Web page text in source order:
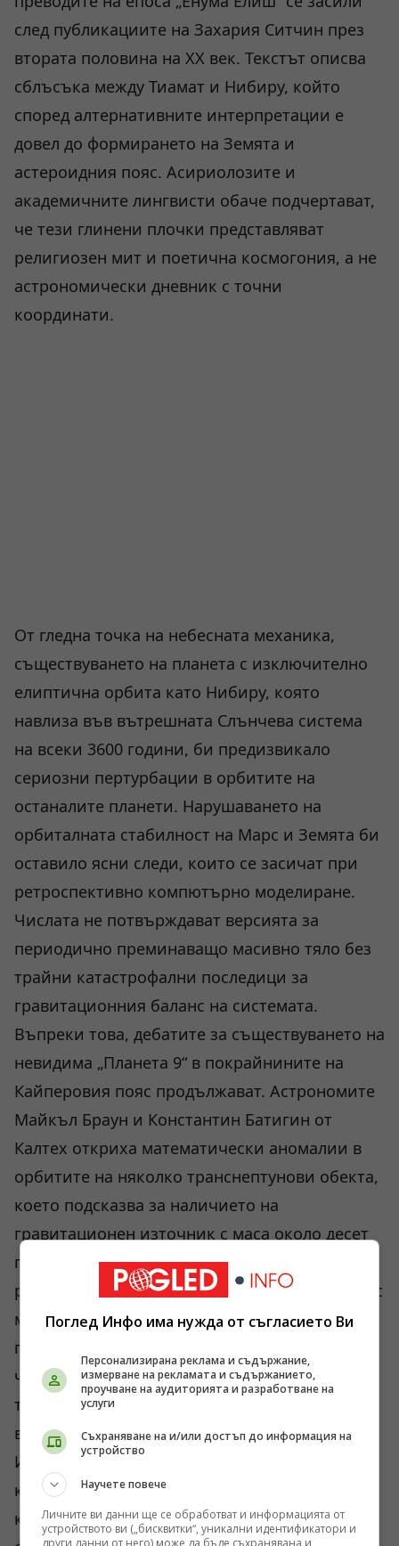
след публикациите на Захария Ситчин през
втората половина на XX век. Текстът описва
сблъсъка между Тиамат и Нибиру, който
според алтернативните интерпретации е
довел до формирането на Земята и
астероидния пояс. Асириолозите и
академичните лингвисти обаче подчертават,
че тези глинени плочки представляват
религиозен мит и поетична космогония, а не
астрономически дневник с точни
координати.
От гледна точка на небесната механика,
съществуването на планета с изключително
елиптична орбита като Нибиру, която
навлиза във вътрешната Слънчева система
на всеки 3600 години, би предизвикало
сериозни пертурбации в орбитите на
останалите планети. Нарушаването на
орбиталната стабилност на Марс и Земята би
оставило ясни следи, които се засичат при
ретроспективно компютърно моделиране.
Числата не потвърждават версията за
периодично преминаващо масивно тяло без
трайни катастрофални последици за
гравитационния баланс на системата.
Въпреки това, дебатите за съществуването на
невидима „Планета 9“ в покрайнините на
Кайперовия пояс продължават. Астрономите
Майкъл Браун и Константин Батигин от
Калтех откриха математически аномалии в
орбитите на няколко транснептунови обекта,
което подсказва за наличието на
гравитационен източник с маса около десет
пъти по-голяма от тази на Земята. Този
реален научен дебат обаче няма нищо общо с
митологичните разкази за анунаки или кухи
планетоидни кораби, управляващи
човечеството от океанското дъно, както се
твърдеше в популярната култура от миналия
век.
Институционалният натиск върху учени,
които излизат извън рамките на утвърдения
консенсус, е реален исторически и социален
Поглед Инфо има нужда от съгласието Ви
Персонализирана реклама и съдържание,
измерване на рекламата и съдържанието,
проучване на аудиторията и разработване на
услуги
Съхраняване на и/или достъп до информация на
устройство
Научете повече
Личните ви данни ще се обработват и информацията от
устройството ви („бисквитки“, уникални идентификатори и
други данни от него) може да бъде съхранявана и